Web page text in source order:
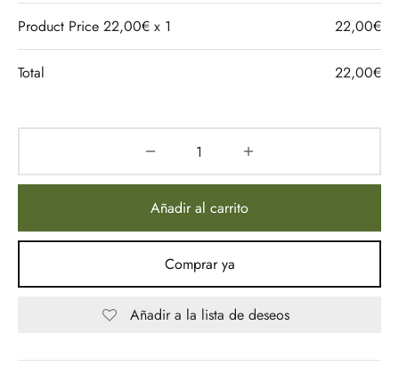
Product Price 22,00€ x 1 22,00€
Total 22,00€
Añadir al carrito
Comprar ya
Añadir a la lista de deseos